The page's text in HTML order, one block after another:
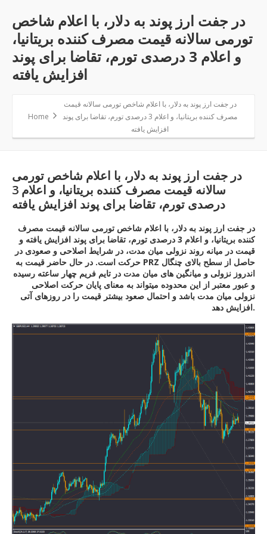
در جفت ارز پوند به دلار، با اعلام شاخص
تورمی سالانه قیمت مصرف کننده بریتانیا،
و اعلام 3 درصدی تورم، تقاضا برای پوند
افزایش یافته
Home
در جفت ارز پوند به دلار، با اعلام شاخص تورمی سالانه قیمت
مصرف کننده بریتانیا، و اعلام 3 درصدی تورم، تقاضا برای پوند
افزایش یافته
در جفت ارز پوند به دلار، با اعلام شاخص تورمی
سالانه قیمت مصرف کننده بریتانیا، و اعلام 3
درصدی تورم، تقاضا برای پوند افزایش یافته
در جفت ارز پوند به دلار، با اعلام شاخص تورمی سالانه قیمت مصرف
کننده بریتانیا، و اعلام 3 درصدی تورم، تقاضا برای پوند افزایش یافته و
قیمت در میانه روند نزولی میان مدت، در شرایط اصلاحی و صعودی در
حرکت است. در حال حاضر قیمت به PRZ حاصل از سطح بالای چنگال
اندروز نزولی و میانگین های میان مدت در تایم فریم چهار ساعته رسیده
و عبور معتبر از این محدوده میتواند به معنای پایان حرکت اصلاحی
نزولی میان مدت باشد و احتمال صعود بیشتر قیمت را در روزهای آتی
افزایش دهد.